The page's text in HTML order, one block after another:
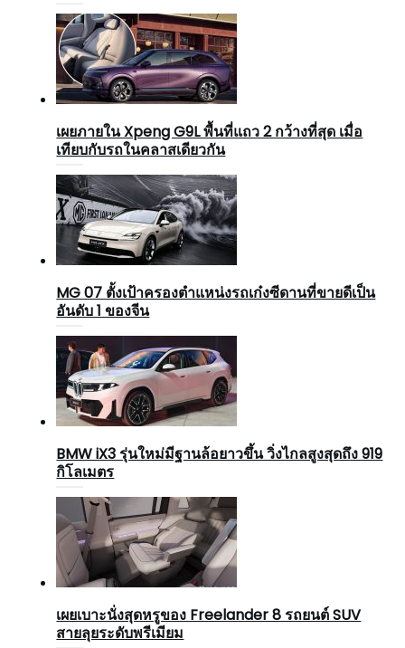
เผยภายใน Xpeng G9L พื้นที่แถว 2 กว้างที่สุด เมื่อ
เทียบกับรถในคลาสเดียวกัน
MG 07 ตั้งเป้าครองตำแหน่งรถเก๋งซีดานที่ขายดีเป็น
อันดับ 1 ของจีน
BMW iX3 รุ่นใหม่มีฐานล้อยาวขึ้น วิ่งไกลสูงสุดถึง 919
กิโลเมตร
เผยเบาะนั่งสุดหรูของ Freelander 8 รถยนต์ SUV
สายลุยระดับพรีเมียม